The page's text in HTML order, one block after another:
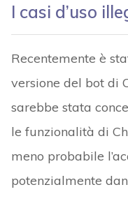
I casi d’uso
Recentemente è
versione del bot di
sarebbe stata
le funzionalità di
meno probabile
potenzialmente